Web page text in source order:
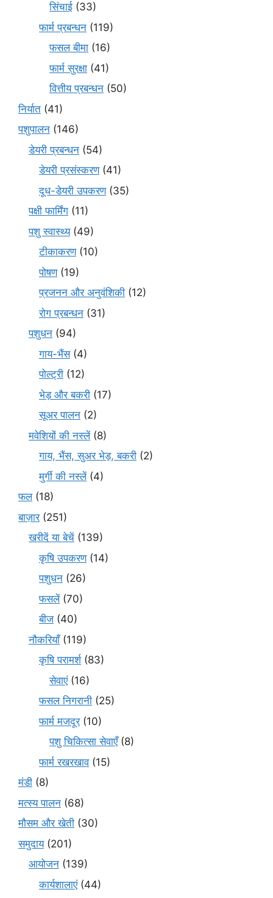
सिंचाई (33)
फार्म प्रबन्धन (119)
फसल बीमा (16)
फार्म सुरक्षा (41)
वित्तीय प्रबन्धन (50)
निर्यात (41)
पशुपालन (146)
डेयरी प्रबन्धन (54)
डेयरी प्रसंस्करण(41)
दूध-डेयरी उपकरण(35)
पक्षी फार्मिंग (11)
पशु स्वास्थ्य(49)
टीकाकरण(10)
पोषण(19)
प्रजनन और अनुवंशिकी (12)
रोग प्रबन्धन (31)
पशुधन (94)
गाय-भैंस(4)
पोल्ट्री (12)
भेड़ और बकरी (17)
सूअर पालन (2)
मवेशियों की नस्लें(8)
गाय, भैंस, सुअर भेड़, बकरी (2)
मुर्गी की नस्लें(4)
फल(18)
बाज़ार(251)
खरीदें या बेचें (139)
कृषि उपकरण(14)
पशुधन (26)
फसलें(70)
बीज (40)
नौकरियाँ(119)
कृषि परामर्श(83)
सेवाएं(16)
फसल निगरानी (25)
फार्म मजदूर(10)
पशु चिकित्सा सेवाएँ(8)
फार्म रखरखाव(15)
मंडी (8)
मत्स्य पालन (68)
मौसम और खेती (30)
समुदाय(201)
आयोजन (139)
कार्यशालाएं(44)